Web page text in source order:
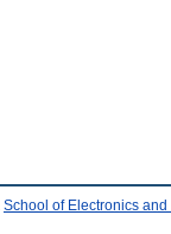
School of Electronics